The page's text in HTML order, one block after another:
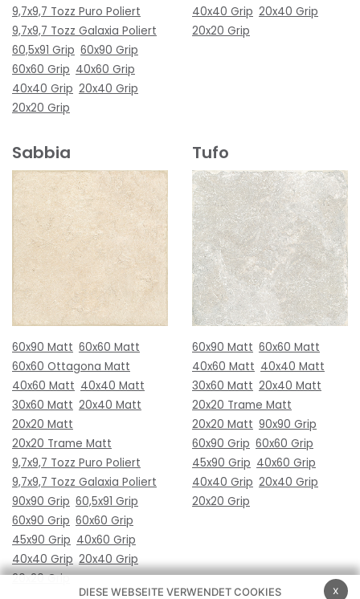
9,7x9,7 Tozz Puro Poliert
9,7x9,7 Tozz Galaxia Poliert
60,5x91 Grip 60x90 Grip
60x60 Grip 40x60 Grip
40x40 Grip 20x40 Grip
20x20 Grip
40x40 Grip 20x40 Grip
20x20 Grip
Sabbia
60x90 Matt 60x60 Matt
60x60 Ottagona Matt
40x60 Matt 40x40 Matt
30x60 Matt 20x40 Matt
20x20 Matt
20x20 Trame Matt
9,7x9,7 Tozz Puro Poliert
9,7x9,7 Tozz Galaxia Poliert
90x90 Grip 60,5x91 Grip
60x90 Grip 60x60 Grip
45x90 Grip 40x60 Grip
40x40 Grip 20x40 Grip
20x20 Grip
Tufo
60x90 Matt 60x60 Matt
40x60 Matt 40x40 Matt
30x60 Matt 20x40 Matt
20x20 Trame Matt
20x20 Matt 90x90 Grip
60x90 Grip 60x60 Grip
45x90 Grip 40x60 Grip
40x40 Grip 20x40 Grip
20x20 Grip
x
DIESE WEBSEITE VERWENDET COOKIES